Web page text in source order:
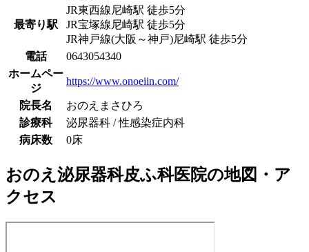
最寄り駅
JR東西線尼崎駅 徒歩5分
JR宝塚線尼崎駅 徒歩5分
JR神戸線(大阪～神戸)尼崎駅 徒歩5分
電話
0643054340
ホームペー
ジ
https://www.onoeiin.com/
院長名
おのえまさひろ
診療科
泌尿器科 / 性感染症内科
病床数
0床
おのえ泌尿器科皮ふ科医院の地図・ア
クセス